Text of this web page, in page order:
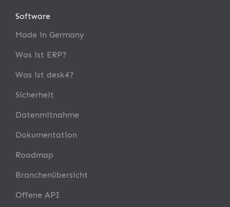
Software
Made in Germany
Was ist ERP?
Was ist desk4?
Sicherheit
Datenmitnahme
Dokumentation
Roadmap
Branchenübersicht
Offene API